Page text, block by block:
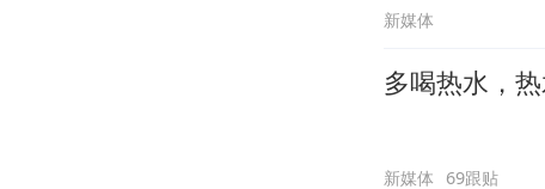
新媒体
多喝热水，热
新媒体 69跟贴